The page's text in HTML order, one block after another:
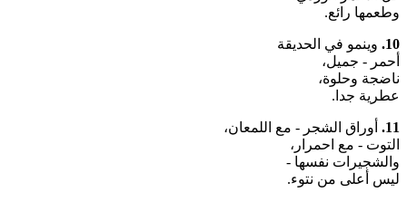
وطعمها رائع.
10. وينمو في الحديقة
أحمر - جميل،
ناضجة وحلوة،
عطرية جدا.
11.
أوراق الشجر - مع اللمعان،
التوت - مع احمرار،
والشجيرات نفسها -
ليس أعلى من نتوء.